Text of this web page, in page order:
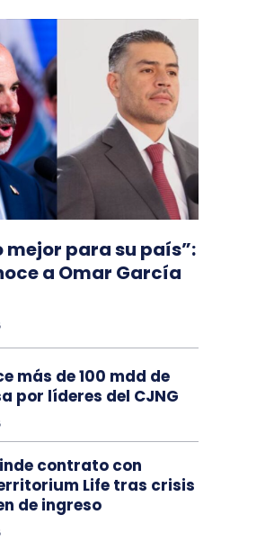
mejor para su país”:
a Omar García
más de 100 mdd de
por líderes del CJNG
contrato con
Life tras crisis
de ingreso